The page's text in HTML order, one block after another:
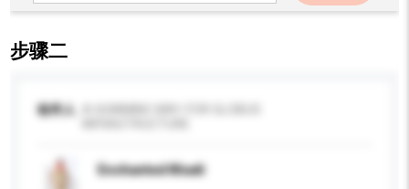
步骤二
收件人
Enchanted Khadi